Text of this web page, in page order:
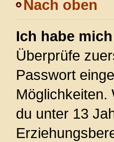
Nach oben
Ich habe
Überprüfe
Passwort
Möglichkeiten.
du unter 13